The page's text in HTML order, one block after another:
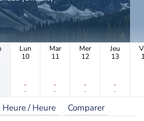
Lun
10
-
-
Mar
11
-
-
Mer
12
-
-
Jeu
13
-
-
Heure / Heure Comparer